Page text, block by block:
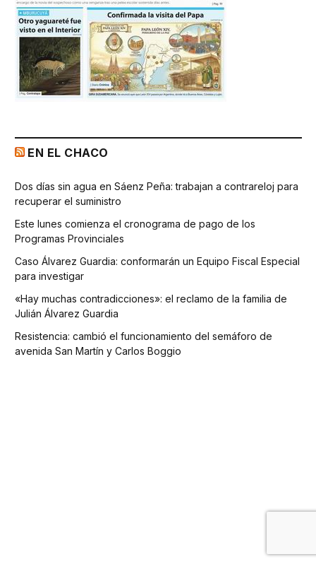
EN EL CHACO
Dos días sin agua en Sáenz Peña: trabajan a contrareloj para
recuperar el suministro
Este lunes comienza el cronograma de pago de los
Programas Provinciales
Caso Álvarez Guardia: conformarán un Equipo Fiscal Especial
para investigar
«Hay muchas contradicciones»: el reclamo de la familia de
Julián Álvarez Guardia
Resistencia: cambió el funcionamiento del semáforo de
avenida San Martín y Carlos Boggio